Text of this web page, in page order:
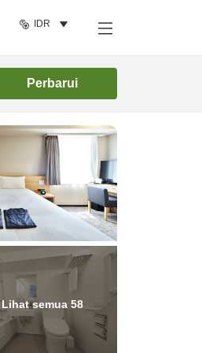
IDR
Perbarui
Lihat semua 58
Cari kamar